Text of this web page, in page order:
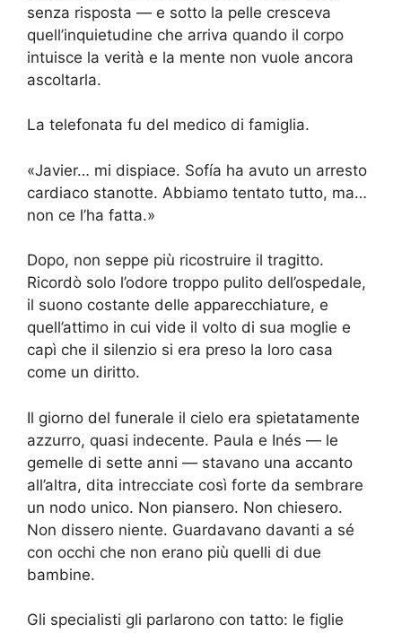
senza risposta — e sotto la pelle cresceva
quell’inquietudine che arriva quando il corpo
intuisce la verità e la mente non vuole ancora
ascoltarla.
La telefonata fu del medico di famiglia.
«Javier… mi dispiace. Sofía ha avuto un arresto
cardiaco stanotte. Abbiamo tentato tutto, ma…
non ce l’ha fatta.»
Dopo, non seppe più ricostruire il tragitto.
Ricordò solo l’odore troppo pulito dell’ospedale,
il suono costante delle apparecchiature, e
quell’attimo in cui vide il volto di sua moglie e
capì che il silenzio si era preso la loro casa
come un diritto.
Il giorno del funerale il cielo era spietatamente
azzurro, quasi indecente. Paula e Inés — le
gemelle di sette anni — stavano una accanto
all’altra, dita intrecciate così forte da sembrare
un nodo unico. Non piansero. Non chiesero.
Non dissero niente. Guardavano davanti a sé
con occhi che non erano più quelli di due
bambine.
Gli specialisti gli parlarono con tatto: le figlie